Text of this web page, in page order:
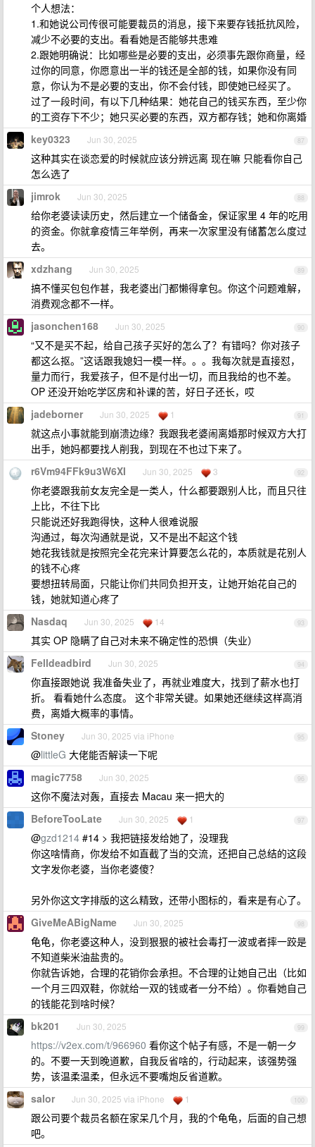
个人想法：
1.和她说公司传很可能要裁员的消息，接下来要存钱抵抗风险，
减少不必要的支出。看看她是否能够共患难
2.跟她明确说：比如哪些是必要的支出，必须事先跟你商量，经
过你的同意，你愿意出一半的钱还是全部的钱，如果你没有同
意，你认为不是必要的支出，你不会付钱，即使她已经买了。
过了一段时间，有以下几种结果：她花自己的钱买东西，至少你
的工资存下不少；她只买必要的东西，双方都存钱；她和你离婚
87
key0323 Jun 30, 2025
这种其实在谈恋爱的时候就应该分辨远离 现在嘛 只能看你自己
怎么选了
88
jimrok Jun 30, 2025
给你老婆读读历史，然后建立一个储备金，保证家里 4 年的吃用
的资金。你就拿疫情三年举例，再来一次家里没有储蓄怎么度过
去。
89
xdzhang Jun 30, 2025
搞不懂买包包作甚，我老婆出门都懒得拿包。你这个问题难解，
消费观念都不一样。
90
jasonchen168 Jun 30, 2025
“又不是买不起，给自己孩子买好的怎么了？有错吗？你对孩子
都这么抠。”这话跟我媳妇一模一样。。。我每次就是直接怼，
量力而行，我爱孩子，但不是付出一切，而且我给的也不差。
OP 还没开始吃学区房和补课的苦，好日子还长，哎
91
jadeborner Jun 30, 2025 1
就这点小事就能到崩溃边缘？我跟我老婆闹离婚那时候双方大打
出手，她妈都要找人削我，到现在不也过下来了。
92
r6Vm94FFk9u3W6XI Jun 30, 2025 3
你老婆跟我前女友完全是一类人，什么都要跟别人比，而且只往
上比，不往下比
只能说还好我跑得快，这种人很难说服
沟通过，每次沟通就是说，又不是出不起这个钱
她花我钱就是按照完全花完来计算要怎么花的，本质就是花别人
的钱不心疼
要想扭转局面，只能让你们共同负担开支，让她开始花自己的
钱，她就知道心疼了
93
Nasdaq Jun 30, 2025 14
其实 OP 隐瞒了自己对未来不确定性的恐惧（失业）
94
Felldeadbird Jun 30, 2025
你直接跟她说 我准备失业了，再就业难度大，找到了薪水也打
折。 看看她什么态度。 这个非常关键。如果她还继续这样高消
费，离婚大概率的事情。
95
Stoney Jun 30, 2025 via iPhone
@littleG 大佬能否解读一下呢
96
magic7758 Jun 30, 2025
这你不魔法对轰，直接去 Macau 来一把大的
97
BeforeTooLate Jun 30, 2025 1
@gzd1214 #14 > 我把链接发给她了，没理我
你这啥情商，你发给不如直截了当的交流，还把自己总结的这段
文字发你老婆，当你老婆傻？
另外你这文字排版的这么精致，还带小图标的，看来是有心了。
98
GiveMeABigName Jun 30, 2025
龟龟，你老婆这种人，没到狠狠的被社会毒打一波或者摔一跤是
不知道柴米油盐贵的。
你就告诉她，合理的花销你会承担。不合理的让她自己出（比如
一个月三四双鞋，你就给一双的钱或者一分不给）。你看她自己
的钱能花到啥时候？
99
bk201 Jun 30, 2025
https://v2ex.com/t/966960 看你这个帖子有感，不是一朝一夕
的。不要一天到晚道歉，自我反省啥的，行动起来，该强势强
势，该温柔温柔，但永远不要嘴炮反省道歉。
100
salor Jun 30, 2025 via iPhone 1
跟公司要个裁员名额在家呆几个月，我的个龟龟，后面的自己想
吧。